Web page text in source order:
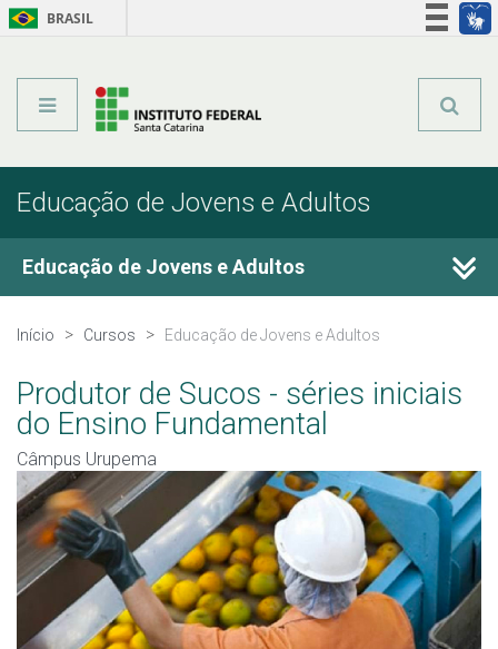
BRASIL
Educação de Jovens e Adultos
Educação de Jovens e Adultos
Cursos Técnicos
Graduação
Pós-graduação
Educação a Distância
Educação de Jovens e Adultos
Início Cursos Educação de Jovens e Adultos
Produtor de Sucos - séries iniciais
do Ensino Fundamental
Câmpus Urupema